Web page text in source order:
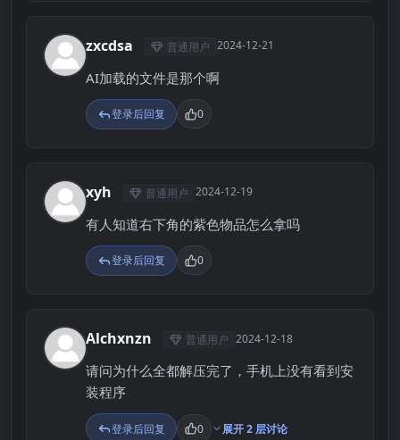
Z zxcdsa 普通用户 2024-12-21
AI加载的文件是那个啊
登录后回复 0
X xyh 普通用户 2024-12-19
有人知道右下角的紫色物品怎么拿吗
登录后回复 0
A Alchxnzn 普通用户 2024-12-18
请问为什么全都解压完了，手机上没有看到安
装程序
登录后回复 0 展开 2 层讨论